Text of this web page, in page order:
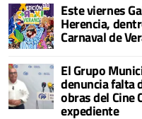
Este viernes
Herencia,
Carnaval de
El Grupo
denuncia falta
obras del Cine
expediente